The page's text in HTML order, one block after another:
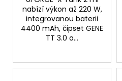
nabízí výkon až 220 W,
integrovanou baterii
4400 mAh, čipset GENE
TT 3.0 a...